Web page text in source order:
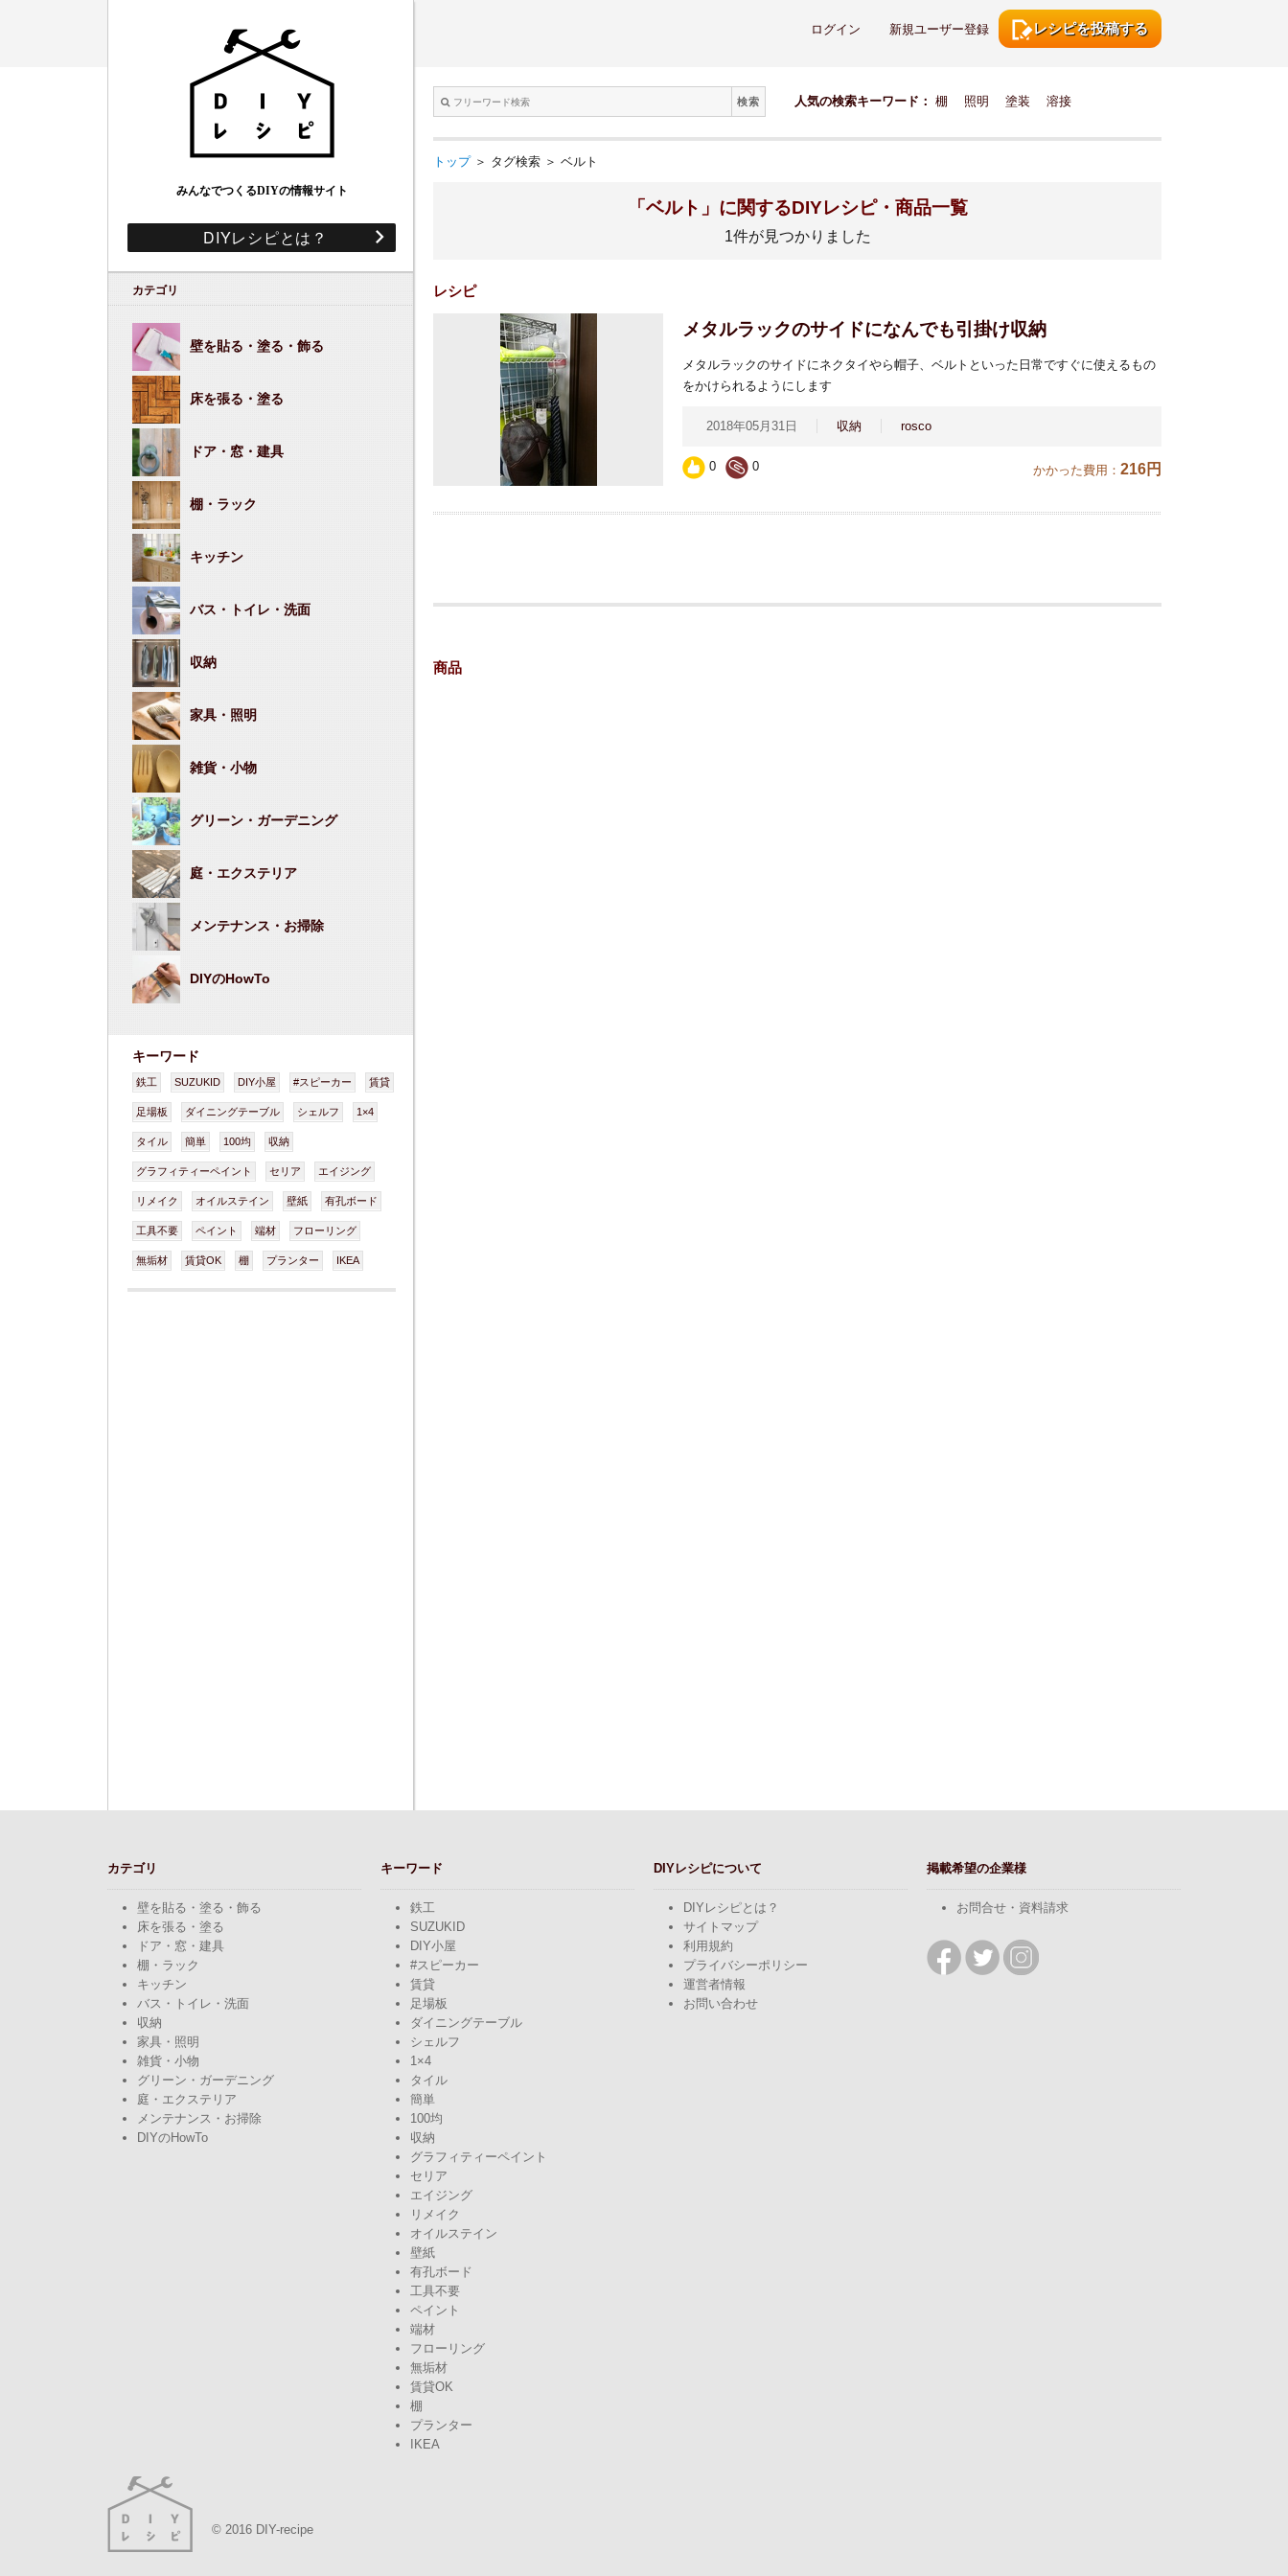
みんなでつくるDIYの情報サイト
DIYレシピとは？
カテゴリ
壁を貼る・塗る・飾る
床を張る・塗る
ドア・窓・建具
棚・ラック
キッチン
バス・トイレ・洗面
収納
家具・照明
雑貨・小物
グリーン・ガーデニング
庭・エクステリア
メンテナンス・お掃除
DIYのHowTo
キーワード
鉄工 SUZUKID DIY小屋 #スピーカー 賃貸
足場板 ダイニングテーブル シェルフ 1×4
タイル 簡単 100均 収納
グラフィティーペイント セリア エイジング
リメイク オイルステイン 壁紙 有孔ボード
工具不要 ペイント 端材 フローリング
無垢材 賃貸OK 棚 プランター IKEA
レシピを投稿する
新規ユーザー登録
ログイン
検索 人気の検索キーワード： 棚 照明 塗装 溶接
トップ＞ タグ検索 ＞ ベルト
「ベルト」に関するDIYレシピ・商品一覧
1件が見つかりました
レシピ
メタルラックのサイドになんでも引掛け収納
メタルラックのサイドにネクタイやら帽子、ベルトといった日常ですぐに使えるもの
をかけられるようにします
2018年05月31日 収納 rosco
0 0 かかった費用： 216円
商品
カテゴリ
壁を貼る・塗る・飾る
床を張る・塗る
ドア・窓・建具
棚・ラック
キッチン
バス・トイレ・洗面
収納
家具・照明
雑貨・小物
グリーン・ガーデニング
庭・エクステリア
メンテナンス・お掃除
DIYのHowTo
キーワード
鉄工
SUZUKID
DIY小屋
#スピーカー
賃貸
足場板
ダイニングテーブル
シェルフ
1×4
タイル
簡単
100均
収納
グラフィティーペイント
セリア
エイジング
リメイク
オイルステイン
壁紙
有孔ボード
工具不要
ペイント
端材
フローリング
無垢材
賃貸OK
棚
プランター
IKEA
DIYレシピについて
DIYレシピとは？
サイトマップ
利用規約
プライバシーポリシー
運営者情報
お問い合わせ
掲載希望の企業様
お問合せ・資料請求
© 2016 DIY-recipe